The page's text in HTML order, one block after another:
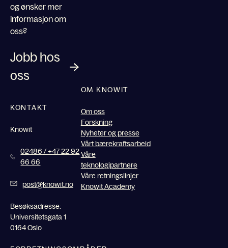
og ønsker mer
informasjon om
oss?
Jobb hos
oss
KONTAKT
Knowit
02486 / +47 22 92
66 66
post@knowit.no
Besøksadresse:
Universitetsgata 1
0164 Oslo
OM KNOWIT
Om oss
Forskning
Nyheter og presse
Vårt bærekraftsarbeid
Våre
teknologipartnere
Våre retningslinjer
Knowit Academy